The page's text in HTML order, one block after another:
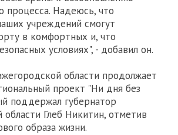
процесса. Надеюсь, что
учреждений смогут
в комфортных и, что
условиях", - добавил он.
области продолжает
проект "Ни дня без
поддержал губернатор
Глеб Никитин, отметив
образа жизни.